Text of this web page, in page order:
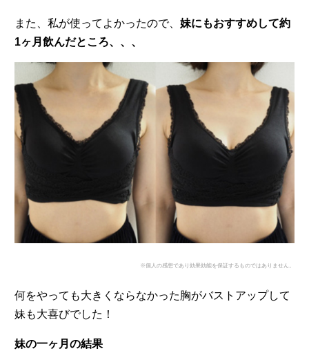
また、私が使ってよかったので、 妹にもおすすめして約
1ヶ月飲んだところ、、、
※個人の感想であり効果効能を保証するものではありません。
何をやっても大きくならなかった胸がバストアップして
妹も大喜びでした！
妹の一ヶ月の結果